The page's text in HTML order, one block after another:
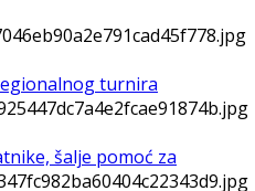
turnira
šalje pomoć za